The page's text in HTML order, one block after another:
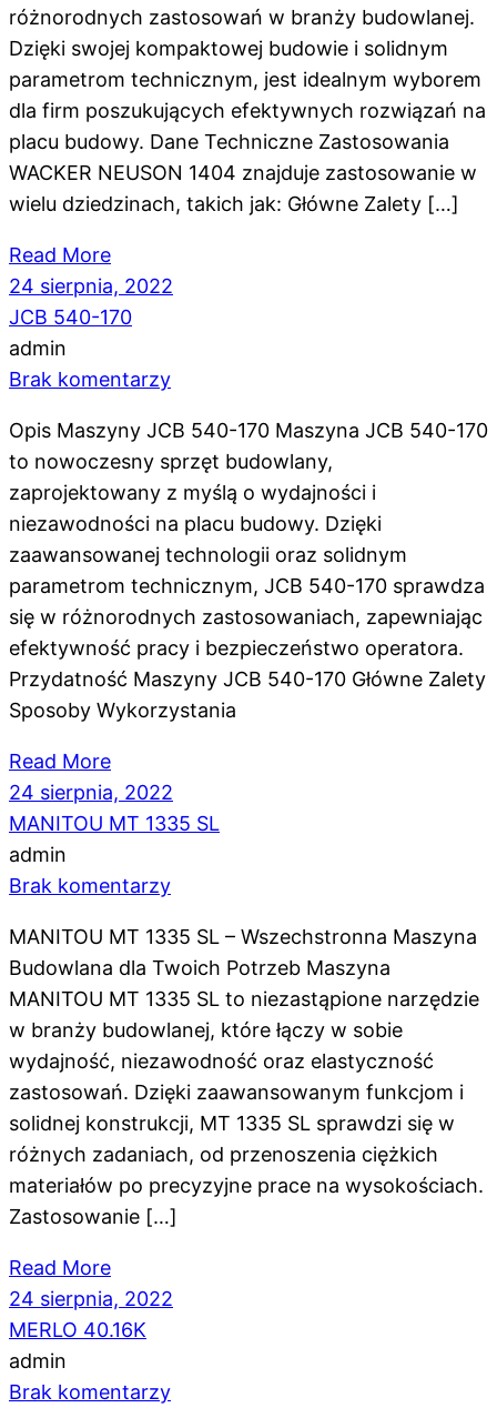
różnorodnych zastosowań w branży budowlanej.
Dzięki swojej kompaktowej budowie i solidnym
parametrom technicznym, jest idealnym wyborem
dla firm poszukujących efektywnych rozwiązań na
placu budowy. Dane Techniczne Zastosowania
WACKER NEUSON 1404 znajduje zastosowanie w
wielu dziedzinach, takich jak: Główne Zalety […]
Read More
24 sierpnia, 2022
JCB 540-170
admin
Brak komentarzy
Opis Maszyny JCB 540-170 Maszyna JCB 540-170
to nowoczesny sprzęt budowlany,
zaprojektowany z myślą o wydajności i
niezawodności na placu budowy. Dzięki
zaawansowanej technologii oraz solidnym
parametrom technicznym, JCB 540-170 sprawdza
się w różnorodnych zastosowaniach, zapewniając
efektywność pracy i bezpieczeństwo operatora.
Przydatność Maszyny JCB 540-170 Główne Zalety
Sposoby Wykorzystania
Read More
24 sierpnia, 2022
MANITOU MT 1335 SL
admin
Brak komentarzy
MANITOU MT 1335 SL – Wszechstronna Maszyna
Budowlana dla Twoich Potrzeb Maszyna
MANITOU MT 1335 SL to niezastąpione narzędzie
w branży budowlanej, które łączy w sobie
wydajność, niezawodność oraz elastyczność
zastosowań. Dzięki zaawansowanym funkcjom i
solidnej konstrukcji, MT 1335 SL sprawdzi się w
różnych zadaniach, od przenoszenia ciężkich
materiałów po precyzyjne prace na wysokościach.
Zastosowanie […]
Read More
24 sierpnia, 2022
MERLO 40.16K
admin
Brak komentarzy